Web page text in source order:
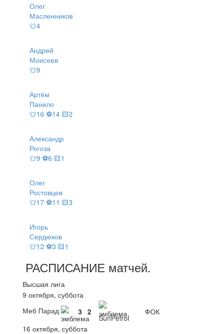
Олег
Масленников
👕4
Андрей
Моисеев
👕9
Артём
Панило
👕16 ⚽14 🟨2
Александр
Рогоза
👕9 ⚽6 🟨1
Олег
Ростовцев
👕17 ⚽11 🟨3
Игорь
Сердюков
👕12 ⚽3 🟨1
РАСПИСАНИЕ матчей.
Высшая лига
9 октября, суббота
Меб Парад
3 2
SunPetrol
ФОК
16 октября, суббота